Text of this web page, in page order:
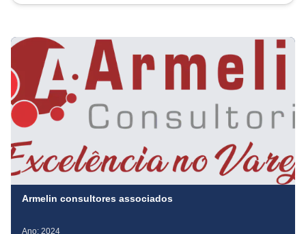
Armelin consultores associados
Ano: 2024